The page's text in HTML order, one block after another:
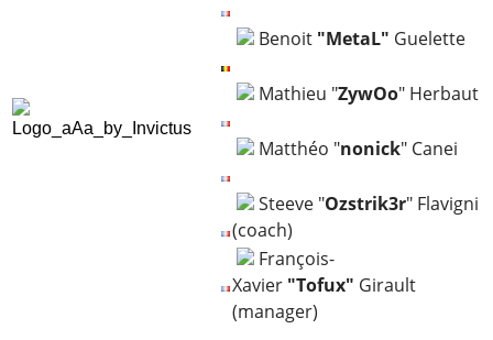
Benoit "MetaL" Guelette
Mathieu "ZywOo" Herbaut
Matthéo "nonick" Canei
Steeve "Ozstrik3r" Flavigni
(coach)
François-
Xavier "Tofux" Girault
(manager)